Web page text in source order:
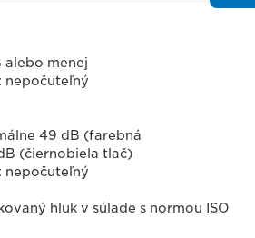
alebo menej
nepočuteľný
49 dB (farebná
(čiernobiela tlač)
nepočuteľný
hluk v súlade s normou ISO